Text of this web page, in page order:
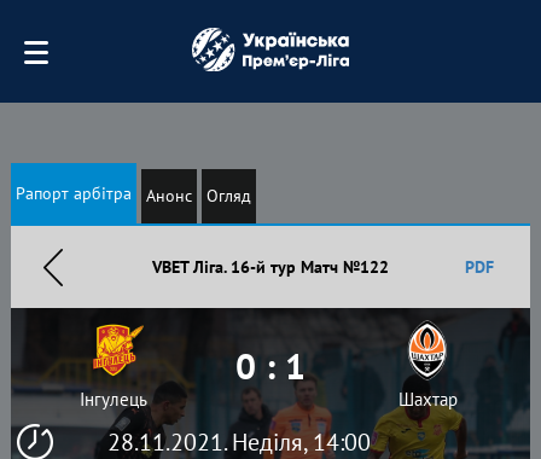
Рапорт арбітра Анонс Огляд
VBET Ліга. 16-й тур Матч №122 PDF
28.11.2021. Неділя, 14:00
Інгулець
0 : 1
Шахтар